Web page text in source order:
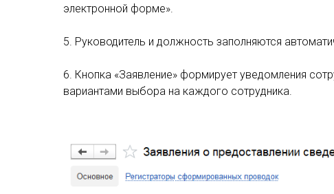
электронной форме».
5. Руководитель и должность заполняются
6. Кнопка «Заявление» формирует уведомления
вариантами выбора на каждого сотрудника.